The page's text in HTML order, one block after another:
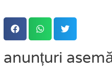
anunțuri